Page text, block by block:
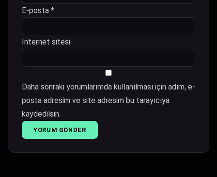
E-posta *
İnternet sitesi
Daha sonraki yorumlarımda kullanılması için adım, e-
posta adresim ve site adresim bu tarayıcıya
kaydedilsin.